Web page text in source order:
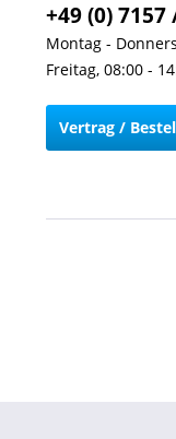
+49 (0) 7157
Montag -
Freitag, 08:00 -
Vertrag /